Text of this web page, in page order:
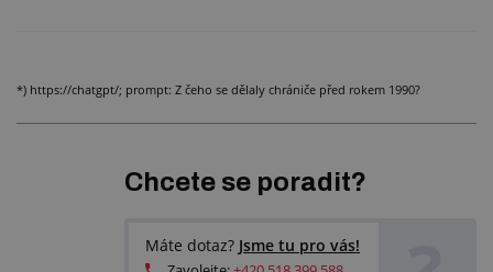
*) https://chatgpt/; prompt: Z čeho se dělaly chrániče před rokem 1990?
Chcete se poradit?
Máte dotaz? Jsme tu pro vás!